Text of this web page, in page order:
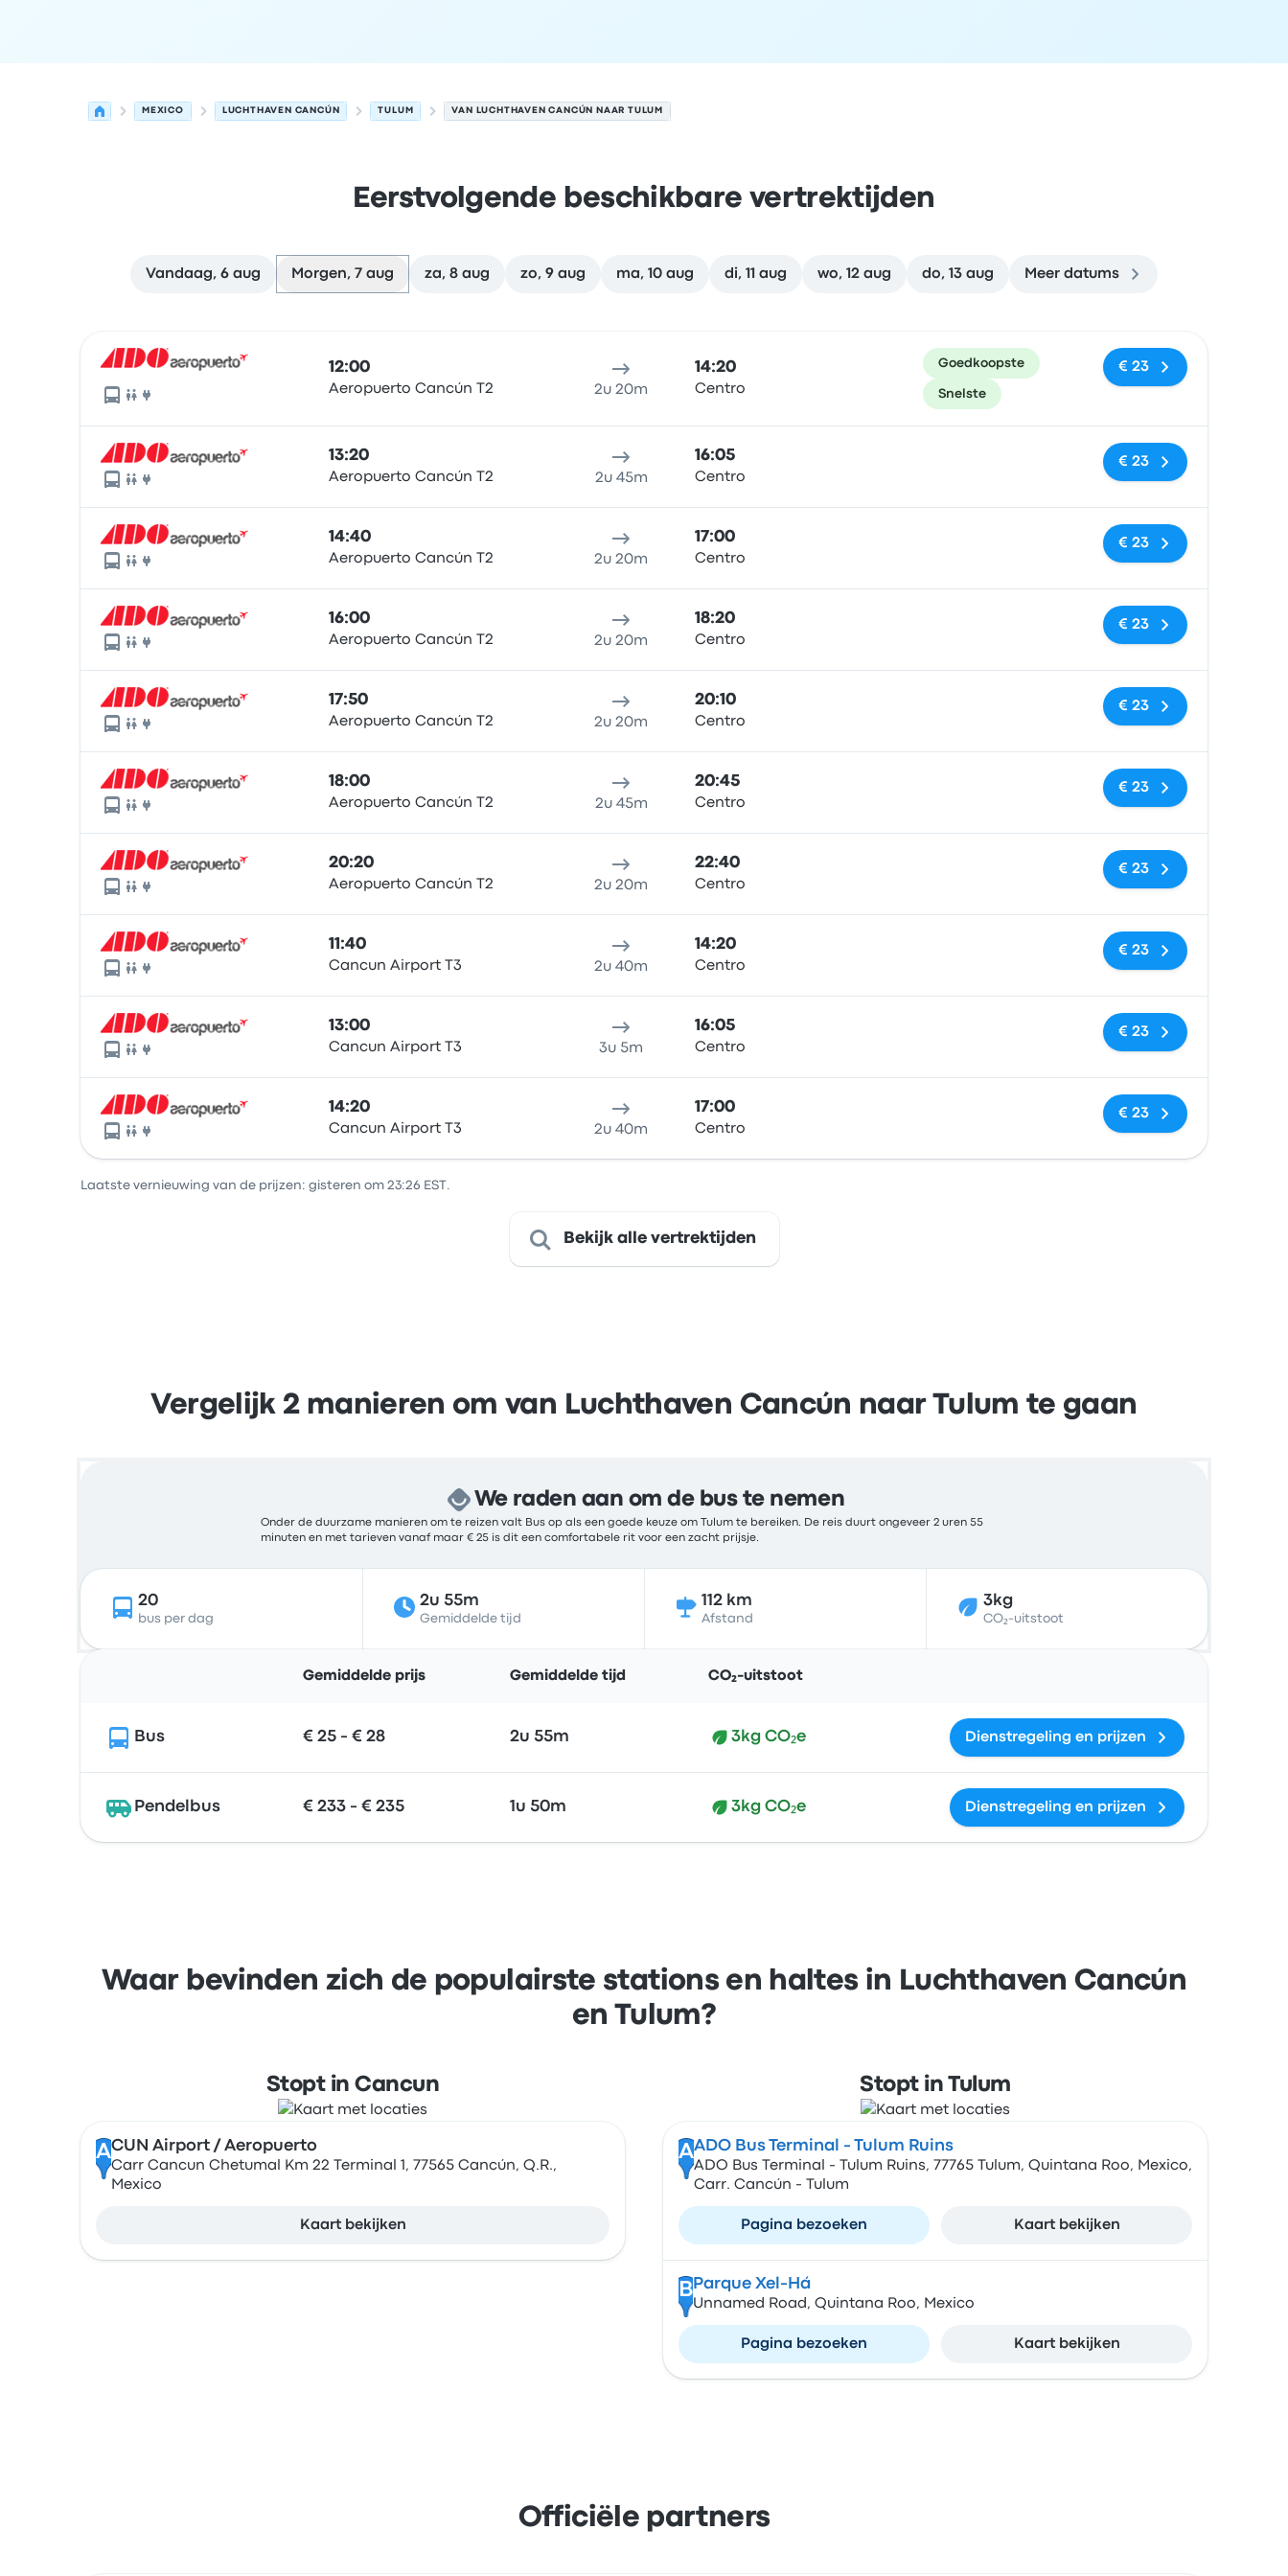
MEXICO LUCHTHAVEN CANCÚN TULUM VAN LUCHTHAVEN CANCÚN NAAR TULUM
Eerstvolgende beschikbare vertrektijden
Vandaag, 6 aug Morgen, 7 aug za, 8 aug zo, 9 aug ma, 10 aug di, 11 aug wo, 12 aug do, 13 aug Meer datums
12:00
Aeropuerto Cancún T2 2u 20m
14:20
Centro
Goedkoopste
Snelste
€ 23
13:20
Aeropuerto Cancún T2 2u 45m
16:05
Centro
Geen tags
€ 23
14:40
Aeropuerto Cancún T2 2u 20m
17:00
Centro
Geen tags
€ 23
16:00
Aeropuerto Cancún T2 2u 20m
18:20
Centro
Geen tags
€ 23
17:50
Aeropuerto Cancún T2 2u 20m
20:10
Centro
Geen tags
€ 23
18:00
Aeropuerto Cancún T2 2u 45m
20:45
Centro
Geen tags
€ 23
20:20
Aeropuerto Cancún T2 2u 20m
22:40
Centro
Geen tags
€ 23
11:40
Cancun Airport T3 2u 40m
14:20
Centro
Geen tags
€ 23
13:00
Cancun Airport T3 3u 5m
16:05
Centro
Geen tags
€ 23
14:20
Cancun Airport T3 2u 40m
17:00
Centro
Geen tags
€ 23
Laatste vernieuwing van de prijzen: gisteren om 23:26 EST.
Bekijk alle vertrektijden
Vergelijk 2 manieren om van Luchthaven Cancún naar Tulum te gaan
We raden aan om de bus te nemen
Onder de duurzame manieren om te reizen valt Bus op als een goede keuze om Tulum te bereiken. De reis duurt ongeveer 2 uren 55
minuten en met tarieven vanaf maar € 25 is dit een comfortabele rit voor een zacht prijsje.
20
bus per dag
2u 55m
Gemiddelde tijd
112 km
Afstand
3kg
CO₂-uitstoot
Gemiddelde prijs Gemiddelde tijd CO₂-uitstoot
Bus € 25 - € 28 2u 55m 3kg CO₂e Dienstregeling en prijzen
Pendelbus € 233 - € 235 1u 50m 3kg CO₂e Dienstregeling en prijzen
Waar bevinden zich de populairste stations en haltes in Luchthaven Cancún
en Tulum?
Stopt in Cancun
ACUN Airport / Aeropuerto
Carr Cancun Chetumal Km 22 Terminal 1, 77565 Cancún, Q.R.,
Mexico
Kaart bekijken
Stopt in Tulum
AADO Bus Terminal - Tulum Ruins
ADO Bus Terminal - Tulum Ruins, 77765 Tulum, Quintana Roo, Mexico,
Carr. Cancún - Tulum
Pagina bezoeken Kaart bekijken
B Parque Xel-Há
Unnamed Road, Quintana Roo, Mexico
Pagina bezoeken Kaart bekijken
Officiële partners